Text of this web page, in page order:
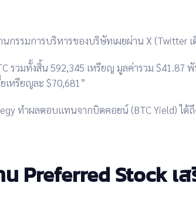
นกรรมการบริหารของบริษัทเผยผ่าน X (Twitter เ
รวมทั้งสิ้น 592,345 เหรียญ มูลค่ารวม $41.87
เหรียญละ $70,681”
ทำผลตอบแทนจากบิตคอยน์ (BTC Yield) ได้ถึ
Preferred Stock เ